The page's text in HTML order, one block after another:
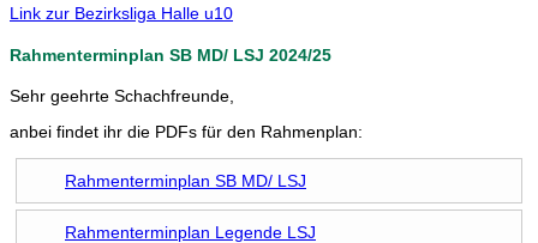
Link zur Bezirksliga Halle u10
Rahmenterminplan SB MD/ LSJ 2024/25
Sehr geehrte Schachfreunde,
anbei findet ihr die PDFs für den Rahmenplan:
Rahmenterminplan SB MD/ LSJ
Rahmenterminplan Legende LSJ